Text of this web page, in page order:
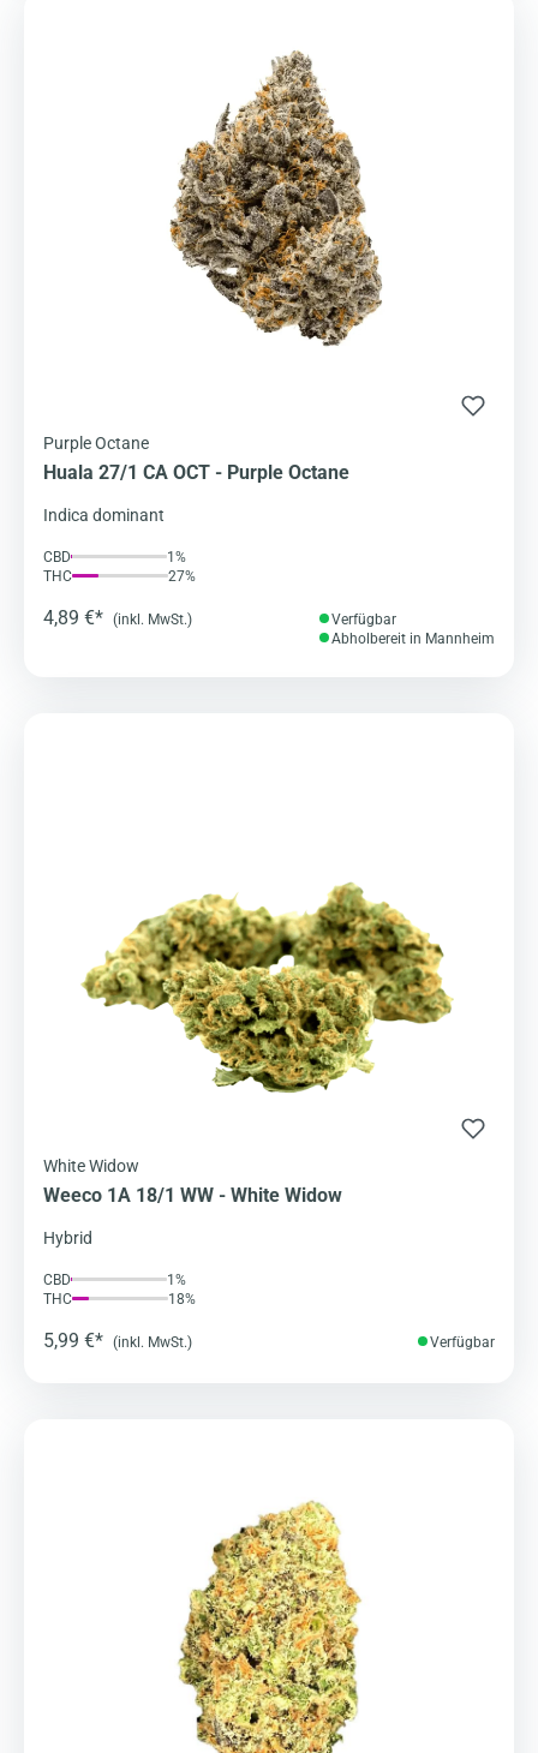
Purple Octane
Huala 27/1 CA OCT - Purple Octane
Indica dominant
CBD
1%
THC
27%
4,89 €* (inkl. MwSt.)
Verfügbar
Abholbereit in Mannheim
White Widow
Weeco 1A 18/1 WW - White Widow
Hybrid
CBD
1%
THC
18%
5,99 €* (inkl. MwSt.) Verfügbar